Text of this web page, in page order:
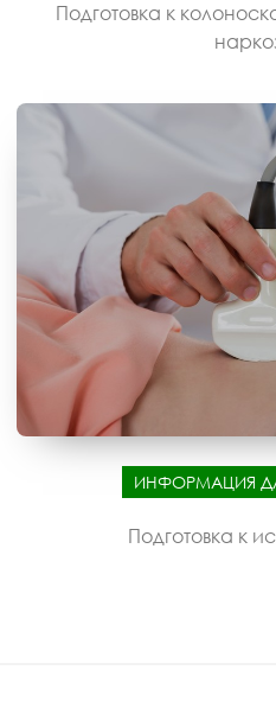
Подготовка к
ИНФОРМАЦИЯ
Подготовка к